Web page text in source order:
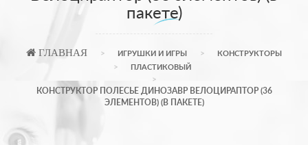
пакете)
ГЛАВНАЯ ИГРУШКИ И ИГРЫ
КОНСТРУКТОРЫ
ПЛАСТИКОВЫЙ
КОНСТРУКТОР ПОЛЕСЬЕ ДИНОЗАВР ВЕЛОЦИРАПТОР (36
ЭЛЕМЕНТОВ) (В ПАКЕТЕ)